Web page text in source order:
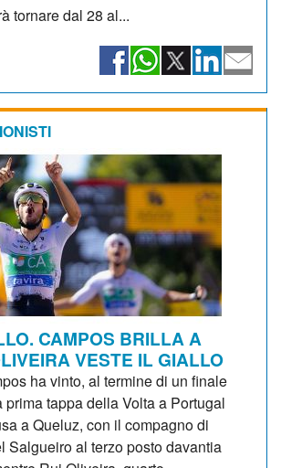
tornare dal 28 al...
CAMPOS BRILLA A
VESTE IL GIALLO
ha vinto, al termine di un finale
prima tappa della Volta a Portugal
a Queluz, con il compagno di
Salgueiro al terzo posto davantia